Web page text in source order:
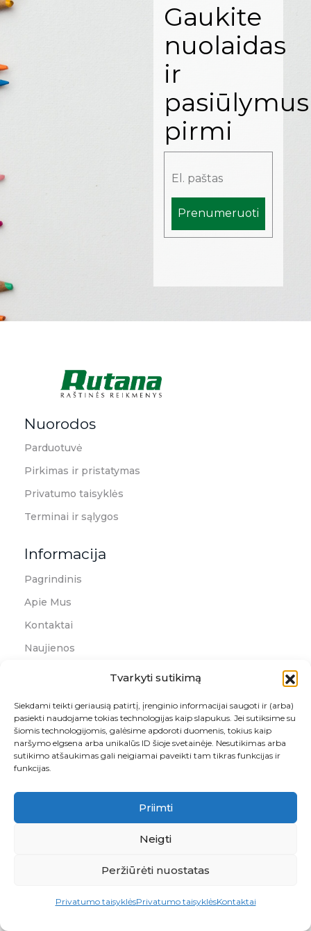
Tvarkyti sutikimą
Siekdami teikti geriausią patirtį, įrenginio informacijai saugoti ir (arba)
pasiekti naudojame tokias technologijas kaip slapukus. Jei sutiksime su
šiomis technologijomis, galėsime apdoroti duomenis, tokius kaip
naršymo elgsena arba unikalūs ID šioje svetainėje. Nesutikimas arba
sutikimo atšaukimas gali neigiamai paveikti tam tikras funkcijas ir
funkcijas.
Priimti
Neigti
Peržiūrėti nuostatas
Privatumo taisyklėsPrivatumo taisyklėsKontaktai
Gaukite
nuolaidas
ir
pasiūlymus
pirmi
Prenumeruoti
Alternative:
Nuorodos
Parduotuvė
Pirkimas ir pristatymas
Privatumo taisyklės
Terminai ir sąlygos
Informacija
Pagrindinis
Apie Mus
Kontaktai
Naujienos
Kontaktai
+370 46 256 104
pardavimai@rutana.lt
Naikupės g. 10, Klaipėda, LT-93258
© 2026 RUTANA - RAŠTINĖS REIKMENYS. VISOS TEISĖS
Sukurta: